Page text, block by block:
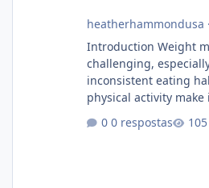
heatherhammondusa ·
Introduction Weight
challenging,
inconsistent eating
physical activity
healthy routine. As a
for dietary
0 respostas